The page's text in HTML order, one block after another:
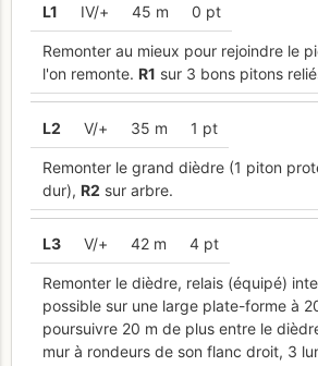
L1 IV/+ 45 m 0 pt
Remonter au mieux pour rejoindre le
l'on remonte. R1 sur 3 bons pitons
L2 V/+ 35 m 1 pt
Remonter le grand dièdre (1 piton
dur), R2 sur arbre.
L3 V/+ 42 m 4 pt
Remonter le dièdre, relais (équipé)
possible sur une large plate-forme à
poursuivre 20 m de plus entre le
mur à rondeurs de son flanc droit, 3